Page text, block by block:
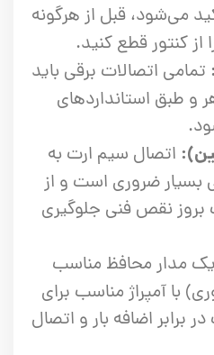
می‌شود، قبل از هرگونه
از کنتور قطع کنید.
تمامی اتصالات برقی باید
و طبق استانداردهای
اتصال سیم ارت به
بسیار ضروری است و از
نقص فنی جلوگیری
مدار محافظ مناسب
با آمپراژ مناسب برای
اضافه بار و اتصال